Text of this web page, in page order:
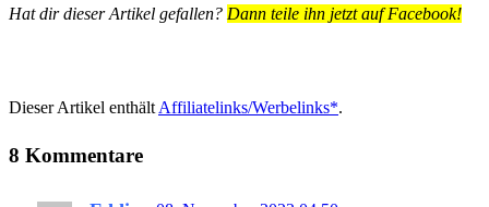
Hat dir dieser Artikel gefallen? Dann teile ihn jetzt auf Facebook!
Dieser Artikel enthält Affiliatelinks/Werbelinks*.
8 Kommentare